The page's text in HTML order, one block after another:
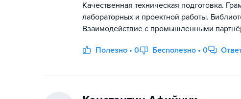
Качественная техническая подготовка.
лабораторных и проектной работы.
Взаимодействие с промышленными
Полезно • 0 Бесполезно • 0